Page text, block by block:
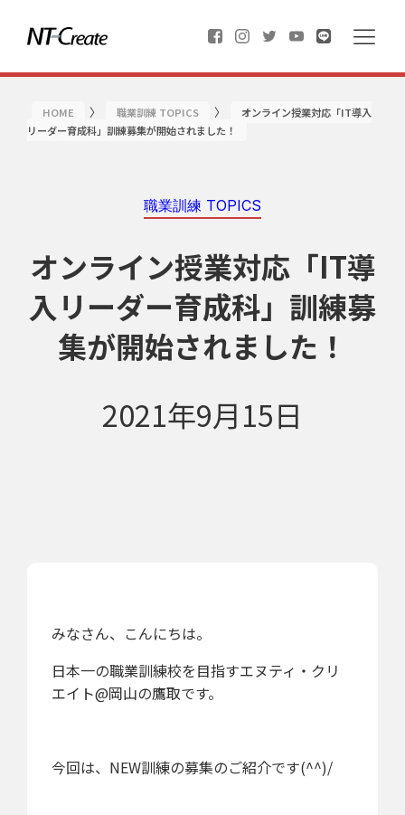
HOME 〉 職業訓練 TOPICS 〉
オンライン授業対応「IT導入
リーダー育成科」訓練募集が開始されました！
職業訓練 TOPICS
オンライン授業対応「IT導
入リーダー育成科」訓練募
集が開始されました！
2021年9月15日
みなさん、こんにちは。
日本一の職業訓練校を目指すエヌティ・クリ
エイト@岡山の鷹取です。
今回は、NEW訓練の募集のご紹介です(^^)/